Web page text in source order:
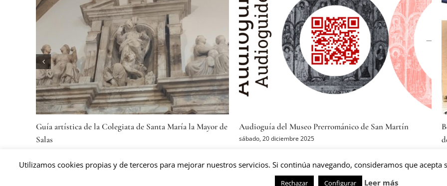
San Martín
Becas para estudiantes con recursos limitados del concejo
Leopoldo Tolivar nuevo presidente de la
Valdés-Salas
Utilizamos cookies propias y de terceros para mejorar nuestros servicios. Si continúa navegando, consideramos que
Rechazar
Configurar Leer más